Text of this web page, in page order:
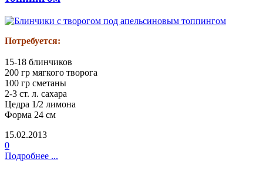
Потребуется:
15-18 блинчиков
200 гр мягкого творога
100 гр сметаны
2-3 ст. л. сахара
Цедра 1/2 лимона
Форма 24 см
15.02.2013
0
Подробнее ...